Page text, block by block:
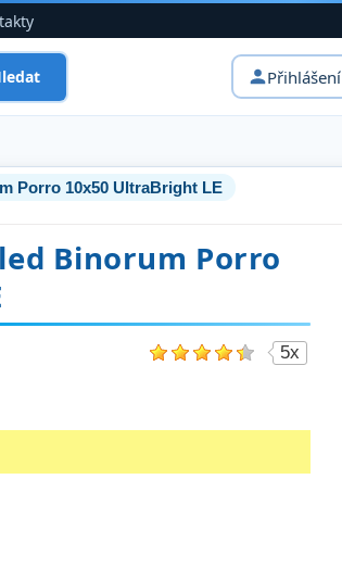
Přihlášení
Porro 10x50 UltraBright LE
Binorum Porro
5x